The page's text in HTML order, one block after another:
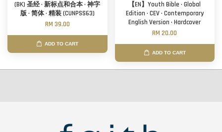
(BK) 圣经 · 新标点和合本 · 神字
版 · 简体 · 精装 (CUNPSS63)
RM 39.00
ADD TO CART
【EN】Youth Bible · Global
Edition · CEV · Contemporary
English Version · Hardcover
RM 20.00
ADD TO CART